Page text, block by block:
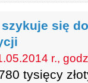
się
r.,
tysięcy